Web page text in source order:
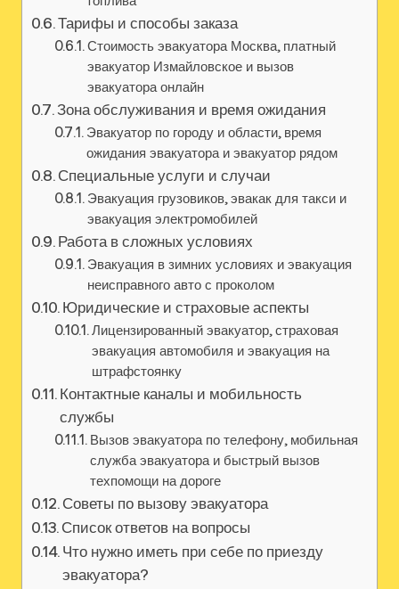
Тарифы и способы заказа
Стоимость эвакуатора Москва, платный
эвакуатор Измайловское и вызов
эвакуатора онлайн
Зона обслуживания и время ожидания
Эвакуатор по городу и области, время
ожидания эвакуатора и эвакуатор рядом
Специальные услуги и случаи
Эвакуация грузовиков, эвакак для такси и
эвакуация электромобилей
Работа в сложных условиях
Эвакуация в зимних условиях и эвакуация
неисправного авто с проколом
Юридические и страховые аспекты
Лицензированный эвакуатор, страховая
эвакуация автомобиля и эвакуация на
штрафстоянку
Контактные каналы и мобильность
службы
Вызов эвакуатора по телефону, мобильная
служба эвакуатора и быстрый вызов
техпомощи на дороге
Советы по вызову эвакуатора
Список ответов на вопросы
Что нужно иметь при себе по приезду
эвакуатора?